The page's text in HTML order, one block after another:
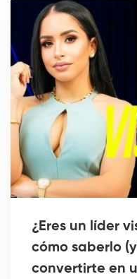
¿Eres un líder
cómo saberlo
convertirte en